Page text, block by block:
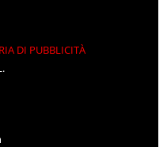
DI PUBBLICITÀ